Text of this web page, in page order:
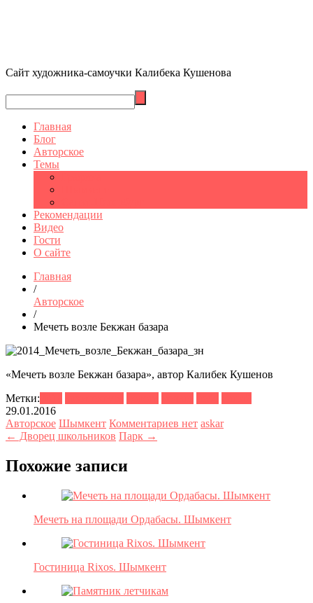
Сайт художника-самоучки Калибека Кушенова
Главная
Блог
Авторское
Темы
Рекомендации
Видео
Гости
О сайте
Главная
/
Авторское
/
Мечеть возле Бекжан базара
«Мечеть возле Бекжан базара», автор Калибек Кушенов
Метки:
29.01.2016
Авторское Шымкент Комментариев нет askar
← Дворец школьников Парк →
Похожие записи
Мечеть на площади Ордабасы. Шымкент
Гостиница Rixos. Шымкент